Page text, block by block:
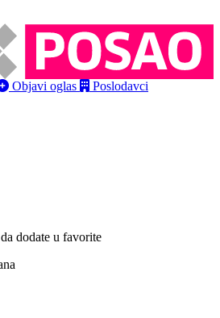
Objavi oglas Poslodavci
dodate u favorite